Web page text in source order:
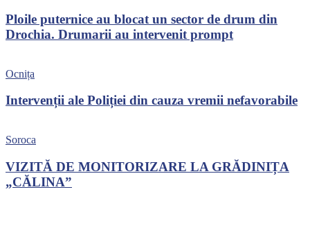
Ploile puternice au blocat un sector de drum din
Drochia. Drumarii au intervenit prompt
Ocnița
Intervenții ale Poliției din cauza vremii nefavorabile
Soroca
VIZITĂ DE MONITORIZARE LA GRĂDINIȚA
„CĂLINA”